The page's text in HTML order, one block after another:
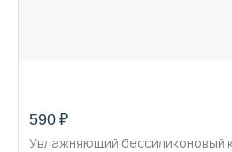
590 ₽
Увлажняющий бессиликоновый